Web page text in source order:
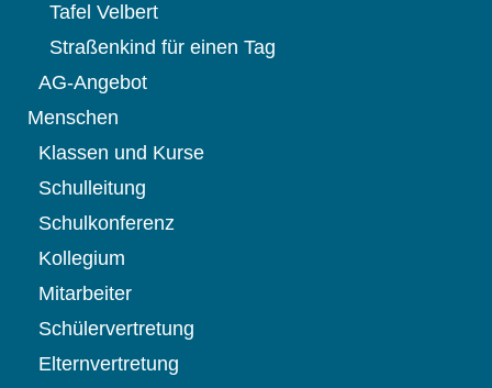
Tafel Velbert
Straßenkind für einen Tag
AG-Angebot
Menschen
Klassen und Kurse
Schulleitung
Schulkonferenz
Kollegium
Mitarbeiter
Schülervertretung
Elternvertretung